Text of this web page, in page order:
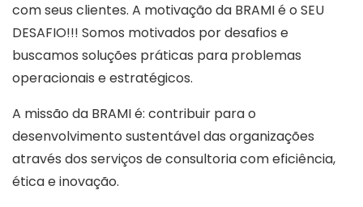
com seus clientes. A motivação da BRAMI é o SEU
DESAFIO!!! Somos motivados por desafios e
buscamos soluções práticas para problemas
operacionais e estratégicos.
A missão da BRAMI é: contribuir para o
desenvolvimento sustentável das organizações
através dos serviços de consultoria com eficiência,
ética e inovação.